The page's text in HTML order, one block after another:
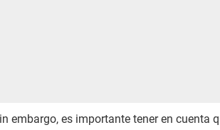
embargo, es importante tener en cuenta